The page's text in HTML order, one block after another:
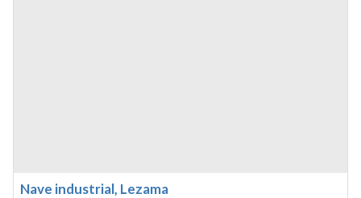
Nave industrial, Lezama